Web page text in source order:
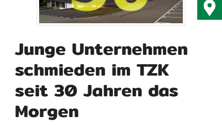
Junge Unternehmen
schmieden im TZK
seit 30 Jahren das
Morgen